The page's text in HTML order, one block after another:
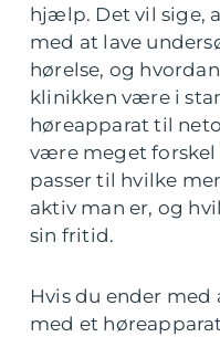
hjælp. Det vil sige,
med at lave
hørelse, og
klinikken være i
høreapparat til
være meget forskel
passer til hvilke
aktiv man er, og
sin fritid.
Hvis du ender
med et